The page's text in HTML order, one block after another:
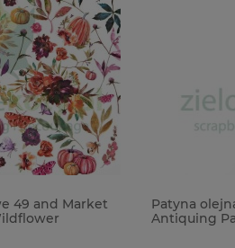
49 and Market
Patyna
Antiquing